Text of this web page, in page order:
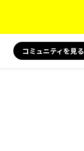
コミュニティを見る